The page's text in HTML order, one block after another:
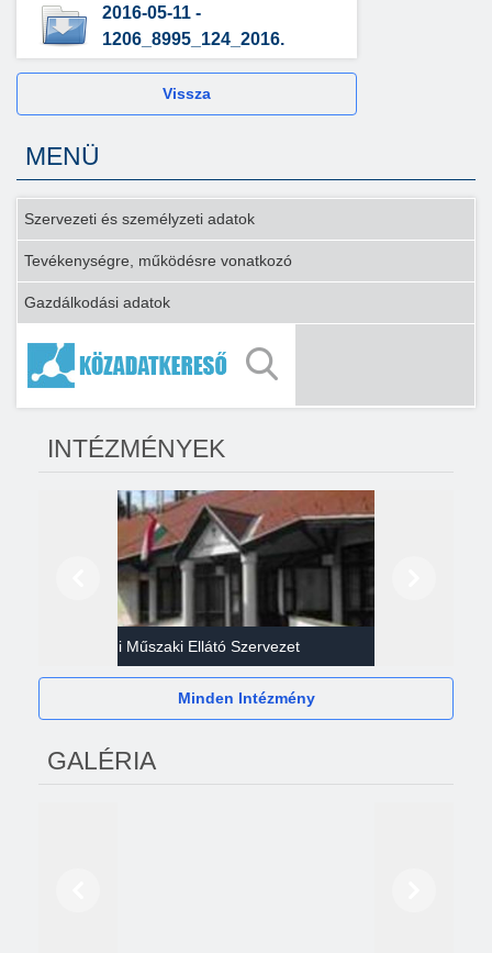
2016-05-11 -
1206_8995_124_2016.
Vissza
MENÜ
Szervezeti és személyzeti adatok
Tevékenységre, működésre vonatkozó
Gazdálkodási adatok
INTÉZMÉNYEK
Gazdasági Műszaki Ellátó Szervezet
Minden Intézmény
GALÉRIA